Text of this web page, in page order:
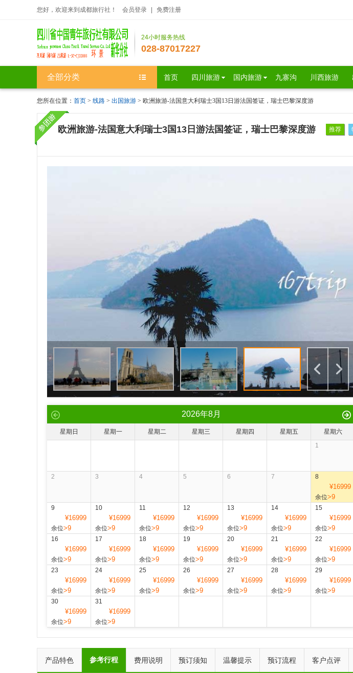
您好，欢迎来到成都旅行社！ 会员登录 免费注册
24小时服务热线
028-87017227
全部分类 首页 四川旅游 国内旅游 九寨沟 川西旅游
您所在位置： 首页 > 线路 > 出国旅游 > 欧洲旅游-法国意大利瑞士3国13日游法国签证，瑞士巴黎深度游
欧洲旅游-法国意大利瑞士3国13日游法国签证，瑞士巴黎深度游 推荐
上一个 下一个
2026年8月
星期日 星期一 星期二 星期三 星期四 星期五
星期六
1
2 3 4 5 6 7 8
¥16999
余位>9
9
¥16999
余位>9
10
¥16999
余位>9
11
¥16999
余位>9
12
¥16999
余位>9
13
¥16999
余位>9
14
¥16999
余位>9
15
¥16999
余位>9
16
¥16999
余位>9
17
¥16999
余位>9
18
¥16999
余位>9
19
¥16999
余位>9
20
¥16999
余位>9
21
¥16999
余位>9
22
¥16999
余位>9
23
¥16999
余位>9
24
¥16999
余位>9
25
¥16999
余位>9
26
¥16999
余位>9
27
¥16999
余位>9
28
¥16999
余位>9
29
¥16999
余位>9
30
¥16999
余位>9
31
¥16999
余位>9
产品特色 参考行程 费用说明 预订须知 温馨提示 预订流程 客户点评